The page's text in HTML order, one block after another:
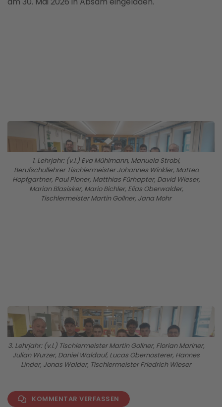
1. Lehrjahr: (v.l.) Eva Mühlmann, Manuela Strobl,
Berufschullehrer Tischlermeister Johannes Winkler, Matteo
Hopfgartner, Paul Ploner, Matthias Fürhapter, David Wieser,
Marian Blasisker, Mario Bichler, Elias Oberwalder,
Tischlermeister Martin Gollner, Jana Mohr
3. Lehrjahr: (v.l.) Tischlermeister Martin Gollner, Florian Mariner,
Julian Wurzer, Daniel Waldauf, Lucas Obernosterer, Hannes
Linder, Jonas Walder, Tischlermeister Friedrich Wieser
KOMMENTAR VERFASSEN